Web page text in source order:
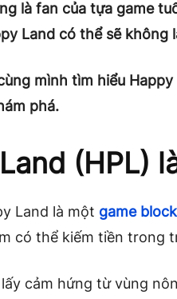
là fan của tựa game
Land có thể sẽ không
mình tìm hiểu
phá.
(HPL)
Land là một game
có thể kiếm tiền trong
cảm hứng từ vùng